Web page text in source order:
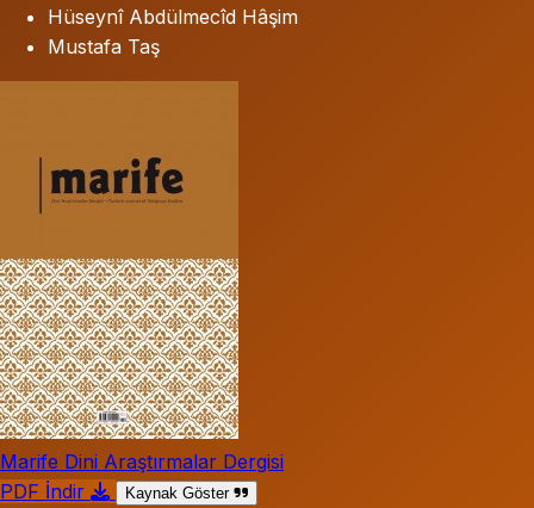
Hüseynî Abdülmecîd Hâşim
Mustafa Taş
Marife Dini Araştırmalar Dergisi
PDF İndir
Kaynak Göster